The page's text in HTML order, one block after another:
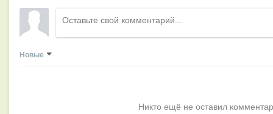
Новые
Никто ещё не оставил